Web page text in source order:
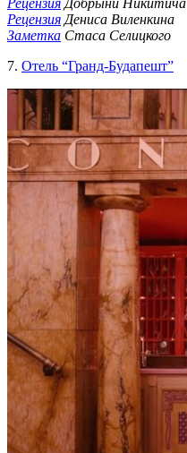
РецензияДобрыни Никитича
РецензияДениса Виленкина
Заметка Стаса Селицкого
7. Отель “Гранд-Будапешт”